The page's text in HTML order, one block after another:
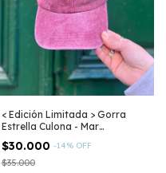
< Edición Limitada > Gorra
Estrella Culona - Mar
$30.000 -14% OFF
$35.000